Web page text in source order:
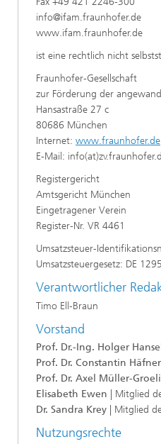
info@ifam.fraunhofer.de
www.ifam.fraunhofer.de
ist eine rechtlich nicht
Fraunhofer-Gesellschaft
zur Förderung der
Hansastraße 27 c
80686 München
Internet: www.fraunhofer.de
E-Mail:
Registergericht
Amtsgericht München
Eingetragener Verein
Register-Nr. VR 4461
Umsatzsteuer-
Umsatzsteuergesetz: DE
Verantwortlicher
Timo Ell-Braun
Vorstand
Prof. Dr.-Ing. Holger
Prof. Dr. Constantin Häfner
Prof. Dr. Axel Müller-
Elisabeth Ewen | Mitglied
Dr. Sandra Krey | Mitglied
Nutzungsrechte